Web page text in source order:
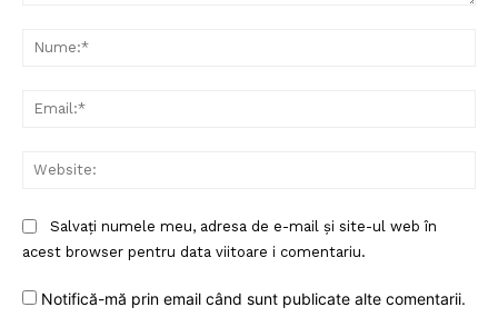
Salvați numele meu, adresa de e-mail și site-ul web în
acest browser pentru data viitoare i comentariu.
Notifică-mă prin email când sunt publicate alte comentarii.